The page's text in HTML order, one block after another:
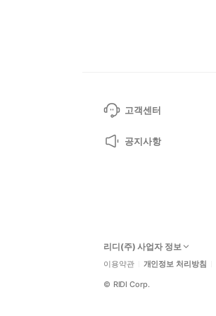
고객센터
공지사항
리디(주) 사업자 정보
이용약관 개인정보 처리방침
© RIDI Corp.